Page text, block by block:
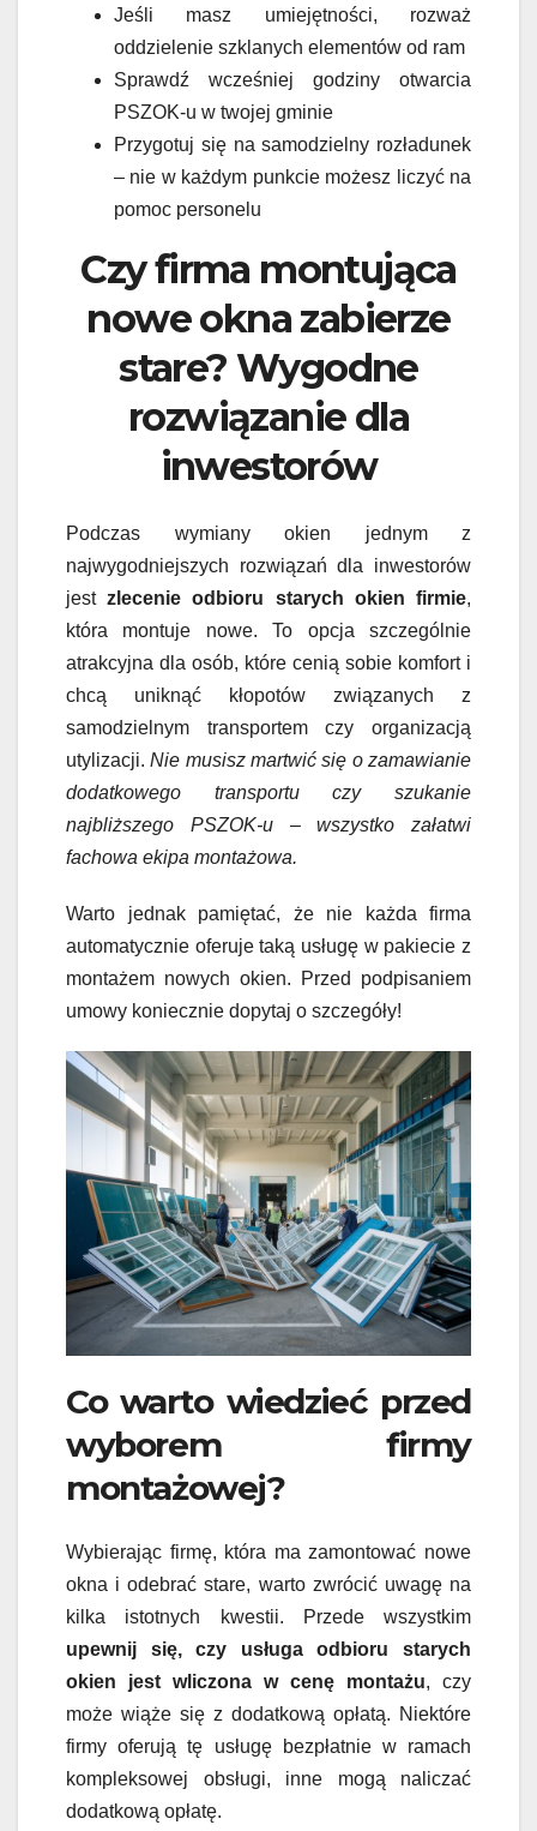
Jeśli masz umiejętności, rozważ
oddzielenie szklanych elementów od ram
Sprawdź wcześniej godziny otwarcia
PSZOK-u w twojej gminie
Przygotuj się na samodzielny rozładunek
– nie w każdym punkcie możesz liczyć na
pomoc personelu
Czy firma montująca
nowe okna zabierze
stare? Wygodne
rozwiązanie dla
inwestorów
Podczas wymiany okien jednym z
najwygodniejszych rozwiązań dla inwestorów
jestzlecenie odbioru starych okien firmie,
która montuje nowe. To opcja szczególnie
atrakcyjna dla osób, które cenią sobie komfort i
chcą uniknąć kłopotów związanych z
samodzielnym transportem czy organizacją
utylizacji.Nie musisz martwić się o zamawianie
dodatkowego transportu czy szukanie
najbliższego PSZOK-u – wszystko załatwi
fachowa ekipa montażowa.
Warto jednak pamiętać, że nie każda firma
automatycznie oferuje taką usługę w pakiecie z
montażem nowych okien. Przed podpisaniem
umowy koniecznie dopytaj o szczegóły!
Co warto wiedzieć przed
wyborem firmy
montażowej?
Wybierając firmę, która ma zamontować nowe
okna i odebrać stare, warto zwrócić uwagę na
kilka istotnych kwestii. Przede wszystkim
upewnij się, czy usługa odbioru starych
okien jest wliczona w cenę montażu, czy
może wiąże się z dodatkową opłatą. Niektóre
firmy oferują tę usługę bezpłatnie w ramach
kompleksowej obsługi, inne mogą naliczać
dodatkową opłatę.